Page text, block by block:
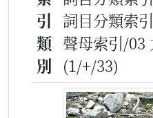
引
類
別
詞目分類索
聲母索引/
(1/+/33)